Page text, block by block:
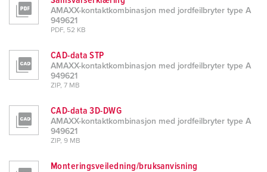
AMAXX-kontaktkombinasjon med jordfeilbryter type A
949621
PDF, 52 KB
CAD-data STP
AMAXX-kontaktkombinasjon med jordfeilbryter type A
949621
ZIP, 7 MB
CAD-data 3D-DWG
AMAXX-kontaktkombinasjon med jordfeilbryter type A
949621
ZIP, 9 MB
Monteringsveiledning/bruksanvisning